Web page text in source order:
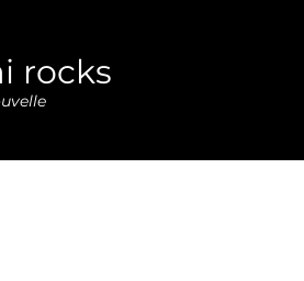
rocks